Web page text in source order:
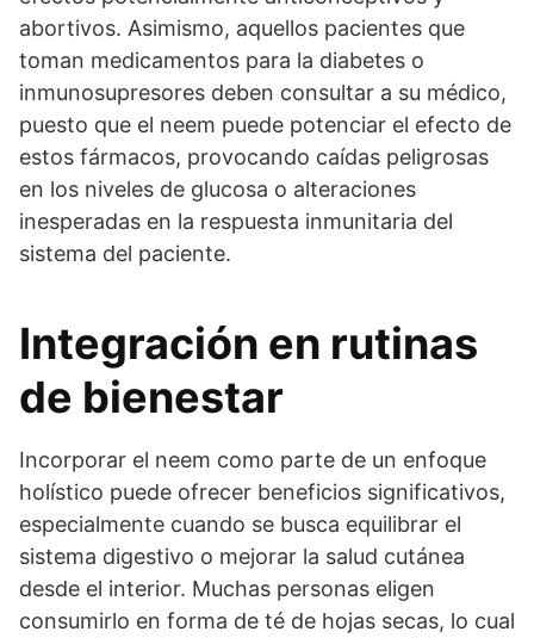
abortivos. Asimismo, aquellos pacientes que
toman medicamentos para la diabetes o
inmunosupresores deben consultar a su médico,
puesto que el neem puede potenciar el efecto de
estos fármacos, provocando caídas peligrosas
en los niveles de glucosa o alteraciones
inesperadas en la respuesta inmunitaria del
sistema del paciente.
Integración en rutinas
de bienestar
Incorporar el neem como parte de un enfoque
holístico puede ofrecer beneficios significativos,
especialmente cuando se busca equilibrar el
sistema digestivo o mejorar la salud cutánea
desde el interior. Muchas personas eligen
consumirlo en forma de té de hojas secas, lo cual